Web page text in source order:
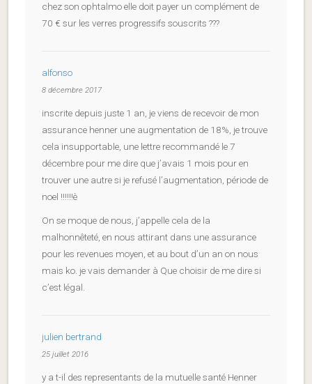
chez son ophtalmo elle doit payer un complément de
70 € sur les verres progressifs souscrits ???
alfonso
8 décembre 2017
inscrite depuis juste 1 an, je viens de recevoir de mon
assurance henner une augmentation de 18%, je trouve
cela insupportable, une lettre recommandé le 7
décembre pour me dire que j’avais 1 mois pour en
trouver une autre si je refusé l’augmentation, période de
noel !!!!!!è
On se moque de nous, j’appelle cela de la
malhonnêteté, en nous attirant dans une assurance
pour les revenues moyen, et au bout d’un an on nous
mais ko. je vais demander à Que choisir de me dire si
c’est légal.
julien bertrand
25 juillet 2016
y a t-il des representants de la mutuelle santé Henner